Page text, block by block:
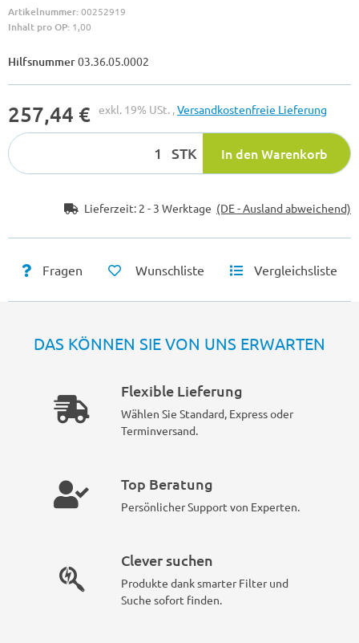
Artikelnummer:00252919
Inhalt pro OP: 1,00
Hilfsnummer03.36.05.0002
257,44 € exkl. 19% USt. ,Versandkostenfreie Lieferung
STK In den Warenkorb
Lieferzeit: 2 - 3 Werktage (DE - Ausland abweichend)
Fragen Wunschliste Vergleichsliste
DAS KÖNNEN SIE VON UNS ERWARTEN
Flexible Lieferung
Wählen Sie Standard, Express oder
Terminversand.
Top Beratung
Persönlicher Support von Experten.
Clever suchen
Produkte dank smarter Filter und
Suche sofort finden.